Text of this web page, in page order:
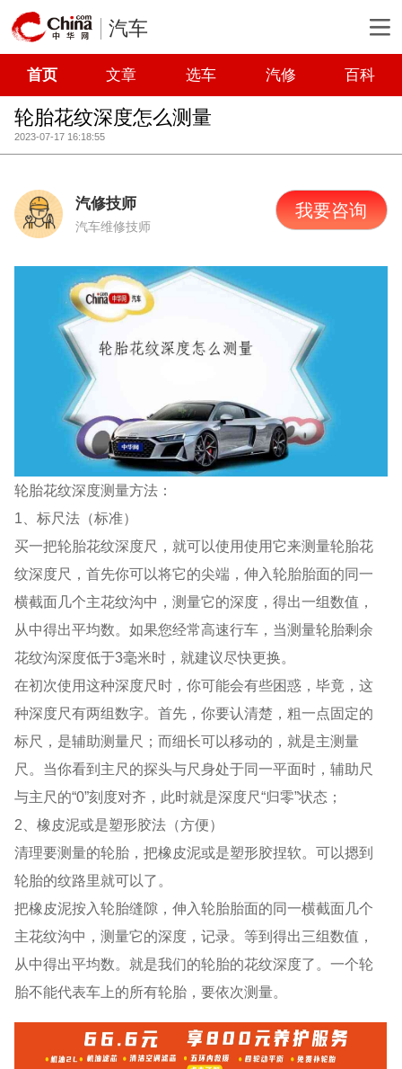
汽车
首页 文章 选车 汽修 百科
轮胎花纹深度怎么测量
2023-07-17 16:18:55
汽修技师
汽车维修技师
我要咨询
轮胎花纹深度测量方法：
1、标尺法（标准）
买一把轮胎花纹深度尺，就可以使用使用它来测量轮胎花
纹深度尺，首先你可以将它的尖端，伸入轮胎胎面的同一
横截面几个主花纹沟中，测量它的深度，得出一组数值，
从中得出平均数。如果您经常高速行车，当测量轮胎剩余
花纹沟深度低于3毫米时，就建议尽快更换。
在初次使用这种深度尺时，你可能会有些困惑，毕竟，这
种深度尺有两组数字。首先，你要认清楚，粗一点固定的
标尺，是辅助测量尺；而细长可以移动的，就是主测量
尺。当你看到主尺的探头与尺身处于同一平面时，辅助尺
与主尺的“0”刻度对齐，此时就是深度尺“归零”状态；
2、橡皮泥或是塑形胶法（方便）
清理要测量的轮胎，把橡皮泥或是塑形胶捏软。可以摁到
轮胎的纹路里就可以了。
把橡皮泥按入轮胎缝隙，伸入轮胎胎面的同一横截面几个
主花纹沟中，测量它的深度，记录。等到得出三组数值，
从中得出平均数。就是我们的轮胎的花纹深度了。一个轮
胎不能代表车上的所有轮胎，要依次测量。